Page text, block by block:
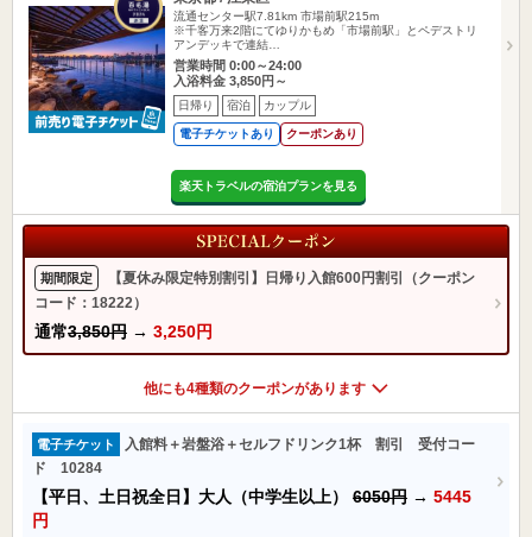
流通センター駅7.81km 市場前駅215m
※千客万来2階にてゆりかもめ「市場前駅」とペデストリ
アンデッキで連結…
営業時間 0:00～24:00
入浴料金 3,850円～
日帰り 宿泊 カップル
電子チケットあり クーポンあり
楽天トラベルの宿泊プランを見る
期間限定
【夏休み限定特別割引】日帰り入館600円割引（クーポン
コード：18222）
通常3,850円 → 3,250円
他にも4種類のクーポンがあります
電子チケット
入館料＋岩盤浴＋セルフドリンク1杯 割引 受付コー
ド 10284
【平日、土日祝全日】大人（中学生以上） 6050円 → 5445
円